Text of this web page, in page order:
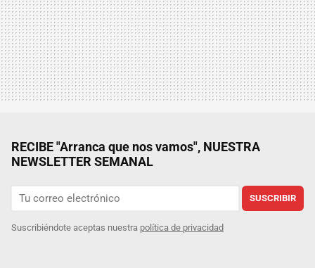
RECIBE "Arranca que nos vamos", NUESTRA
NEWSLETTER SEMANAL
SUSCRIBIR
Suscribiéndote aceptas nuestra política de privacidad